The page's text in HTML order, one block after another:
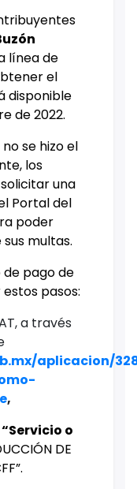
línea de
el
disponible
de 2022.
se hizo el
los
una
Portal del
poder
multas.
pago de
pasos:
a través
aplicacion/
,
o
DE